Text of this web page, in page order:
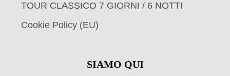
TOUR CLASSICO 7 GIORNI / 6 NOTTI
Cookie Policy (EU)
SIAMO QUI